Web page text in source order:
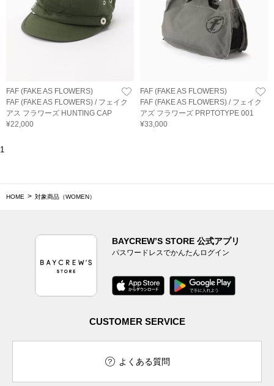
FAF (FAKE AS FLOWERS)
FAF (FAKE AS FLOWERS) / フェイク
アス フラワーズ HUNTING CAP
¥22,000
FAF (FAKE AS FLOWERS)
FAF (FAKE AS FLOWERS) / フェイク
アズ フラワーズ PRPTOTYPE 001
¥33,000
1
HOME 対象商品（WOMEN）
BAYCREW’S STORE 公式アプリ
パスワードレスでかんたんログイン
CUSTOMER SERVICE
よくある質問